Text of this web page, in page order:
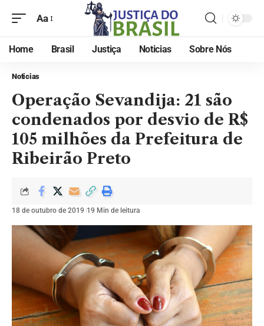
Aa
Home Brasil Justiça Noticias Sobre Nós
Noticias
Operação Sevandija: 21 são
condenados por desvio de R$
105 milhões da Prefeitura de
Ribeirão Preto
18 de outubro de 2019 19 Min de leitura